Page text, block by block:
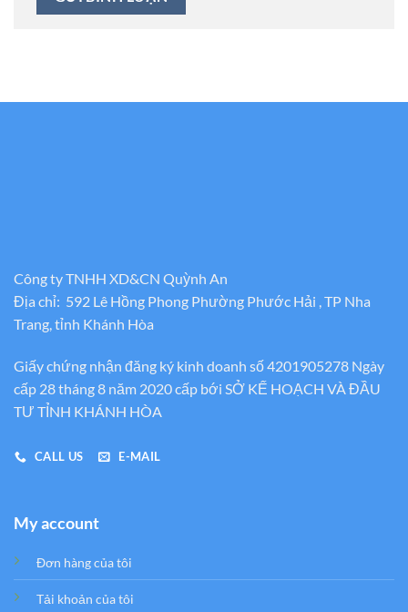
Công ty TNHH XD&CN Quỳnh An
Địa chỉ: 592 Lê Hồng Phong Phường Phước Hải , TP Nha
Trang, tỉnh Khánh Hòa
Giấy chứng nhận đăng ký kinh doanh số 4201905278 Ngày
cấp 28 tháng 8 năm 2020 cấp bới SỞ KẾ HOẠCH VÀ ĐẦU
TƯ TỈNH KHÁNH HÒA
CALL US E-MAIL
My account
Đơn hàng của tôi
Tải khoản của tôi